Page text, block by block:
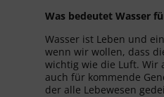
Was bedeutet Wasser
Wasser ist Leben und
wenn wir wollen, dass
wichtig wie die Luft. Wir
auch für kommende
der alle Lebewesen